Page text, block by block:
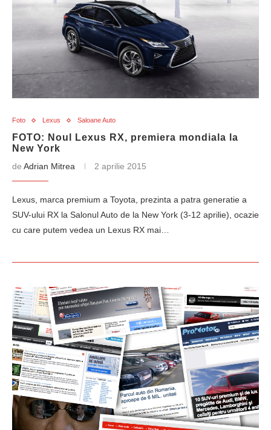
Foto Lexus Saloane Auto
FOTO: Noul Lexus RX, premiera mondiala la
New York
de Adrian Mitrea 2 aprilie 2015
Lexus, marca premium a Toyota, prezinta a patra generatie a
SUV-ului RX la Salonul Auto de la New York (3-12 aprilie), ocazie
cu care putem vedea un Lexus RX mai…